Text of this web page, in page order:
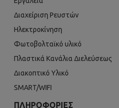
Διαχείριση Ρευστών
Ηλεκτροκίνηση
Φωτοβολταϊκό υλικό
Πλαστικά Κανάλια Διελεύσεως
Διακοπτικό Υλικό
SMART/WIFI
ΠΛΗΡΟΦΟΡΊΕΣ